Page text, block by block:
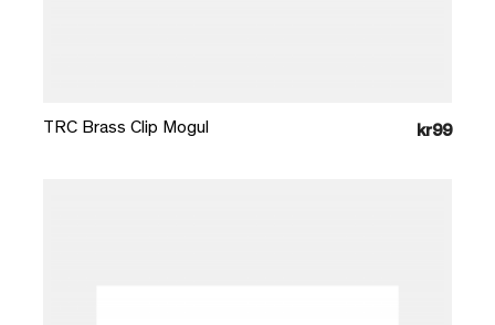
TRC Brass Clip Mogul kr99